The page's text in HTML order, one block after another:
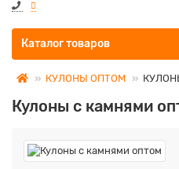
Все категории
Каталог товаров
КУЛОНЫ ОПТОМ
Кулоны с камнями